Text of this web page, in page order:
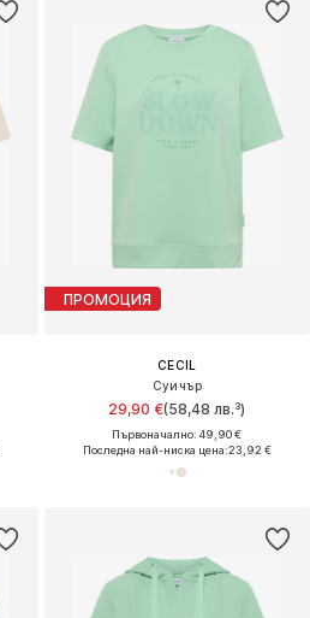
ПРОМОЦИЯ
CECIL
Суичър
29,90 €(58,48 лв.³)
Първоначално: 49,90 €
Последна най-ниска цена:23,92 €